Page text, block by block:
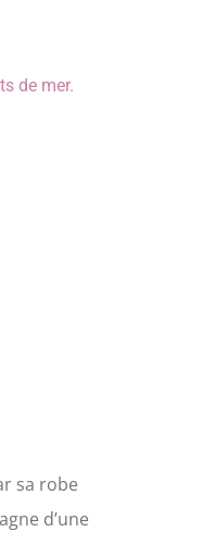
de mer.
sa robe
d’une